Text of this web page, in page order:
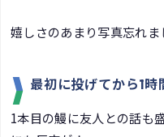
嬉しさのあまり写真忘れま
最初に投げてから1時
1本目の鰻に友人との話も